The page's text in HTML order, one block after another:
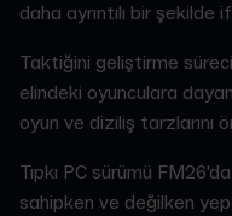
daha ayrıntılı bir şekilde
Taktiğini geliştirme
elindeki oyunculara
oyun ve diziliş tarzlarını
Tıpkı PC sürümü
sahipken ve değilken